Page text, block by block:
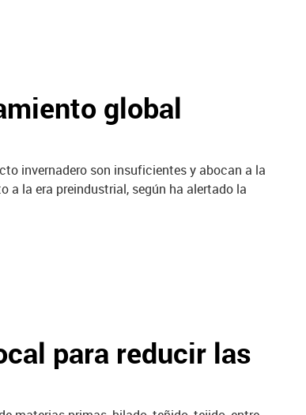
global
invernadero son insuficientes y abocan a la
a la era preindustrial, según ha alertado la
para reducir las